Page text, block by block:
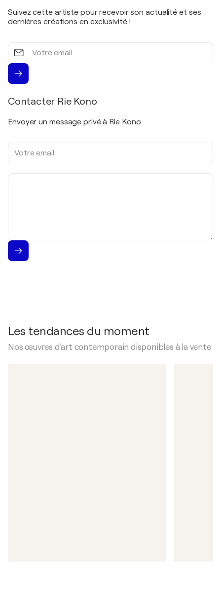
Suivez cette artiste pour recevoir son actualité et ses
dernières créations en exclusivité !
Votre
email
Contacter Rie Kono
Envoyer un message privé à Rie Kono
Votre
adresse
e-
mail
Message
Les tendances du moment
Nos œuvres d’art contemporain disponibles à la vente